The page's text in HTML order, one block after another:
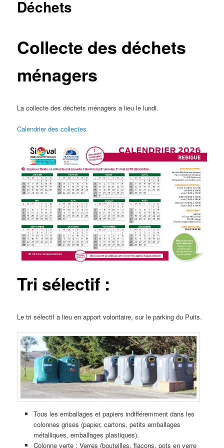
Déchets
Collecte des déchets
ménagers
La collecte des déchets ménagers a lieu le lundi.
Calendrier des collectes
Tri sélectif :
Le tri sélectif a lieu en apport volontaire, sur le parking du Puits.
Tous les emballages et papiers indifféremment dans les
colonnes grises (papier, cartons, petits emballages
métalliques, emballages plastiques).
Colonne verte : Verres (bouteilles, flacons, pots en verre